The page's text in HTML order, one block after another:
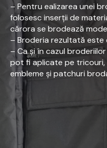
– Pentru ealizarea unei
folosesc inserții de
cărora se brodează
– Broderia rezultată este
– Ca și în cazul
pot fi aplicate pe tricouri,
embleme și patchuri